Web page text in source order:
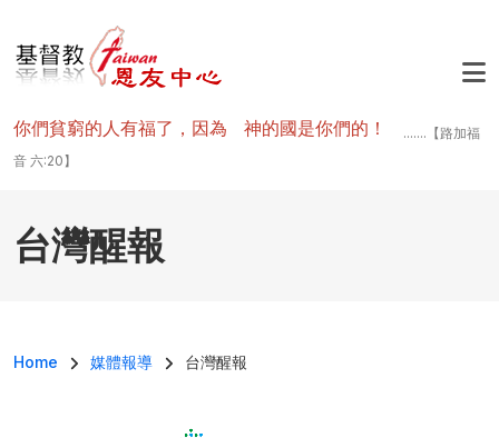
你們貧窮的人有福了，因為 神的國是你們的！
.......【路加福
音 六:20】
台灣醒報
導航連結
Home 媒體報導 台灣醒報